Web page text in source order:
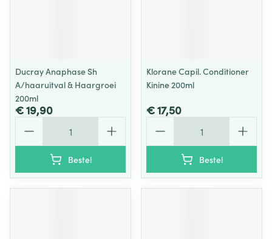
Ducray Anaphase Sh
A/haaruitval & Haargroei
200ml
€ 19,90
Bestel
Klorane Capil. Conditioner
Kinine 200ml
€ 17,50
Bestel